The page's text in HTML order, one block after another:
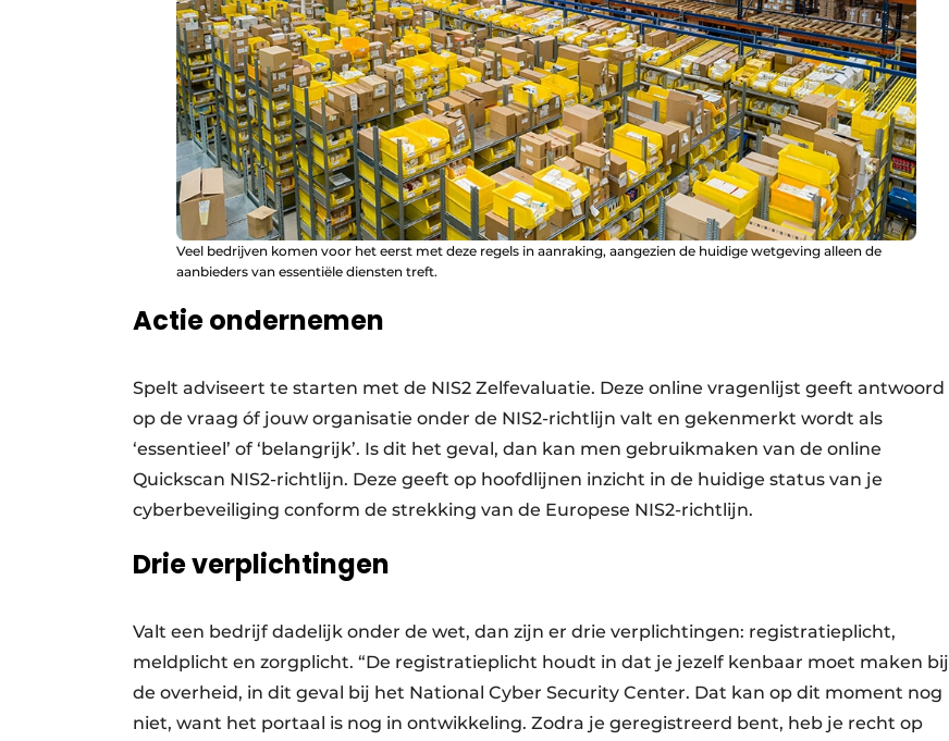
Veel bedrijven komen voor het eerst met deze regels in aanraking, aangezien de huidige wetgeving alleen de
aanbieders van essentiële diensten treft.
Actie ondernemen
Spelt adviseert te starten met de NIS2 Zelfevaluatie. Deze online vragenlijst geeft antwoord
op de vraag óf jouw organisatie onder de NIS2-richtlijn valt en gekenmerkt wordt als
‘essentieel’ of ‘belangrijk’. Is dit het geval, dan kan men gebruikmaken van de online
Quickscan NIS2-richtlijn. Deze geeft op hoofdlijnen inzicht in de huidige status van je
cyberbeveiliging conform de strekking van de Europese NIS2-richtlijn.
Drie verplichtingen
Valt een bedrijf dadelijk onder de wet, dan zijn er drie verplichtingen: registratieplicht,
meldplicht en zorgplicht. “De registratieplicht houdt in dat je jezelf kenbaar moet maken bij
de overheid, in dit geval bij het National Cyber Security Center. Dat kan op dit moment nog
niet, want het portaal is nog in ontwikkeling. Zodra je geregistreerd bent, heb je recht op